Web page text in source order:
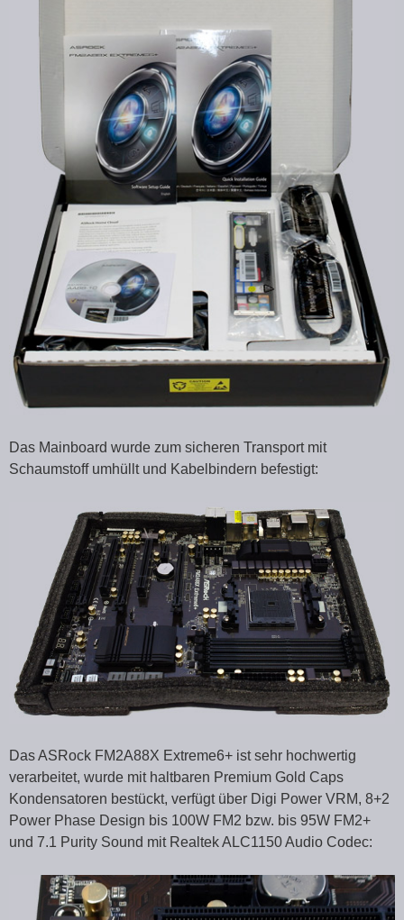
Das Mainboard wurde zum sicheren Transport mit
Schaumstoff umhüllt und Kabelbindern befestigt:
Das ASRock FM2A88X Extreme6+ ist sehr hochwertig
verarbeitet, wurde mit haltbaren Premium Gold Caps
Kondensatoren bestückt, verfügt über Digi Power VRM, 8+2
Power Phase Design bis 100W FM2 bzw. bis 95W FM2+
und 7.1 Purity Sound mit Realtek ALC1150 Audio Codec: